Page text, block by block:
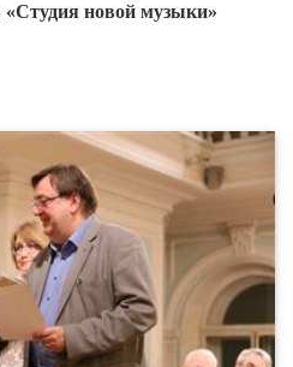
«Студия новой музыки»